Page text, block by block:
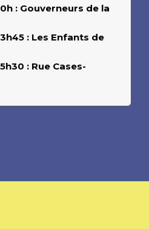
: Gouverneurs de la
: Les Enfants de
: Rue Cases-